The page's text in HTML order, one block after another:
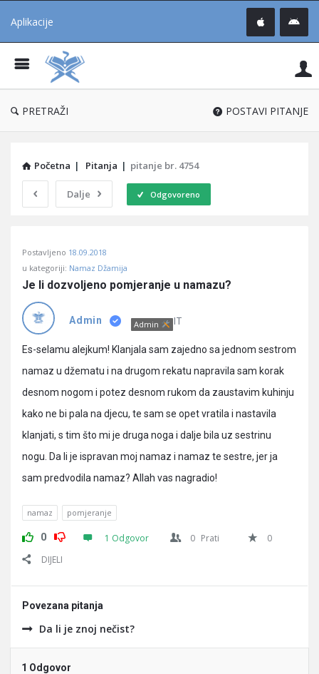
Aplikacije
®
PRETRAŽI POSTAVI PITANJE
Početna | Pitanja | pitanje br. 4754
Dalje Odgovoreno
Učene
Latest
Pitanja
Postavljeno 18.09.2018
u kategoriji: Namaz Džamija
Je li dozvoljeno pomjeranje u namazu?
Admin Admin IT
Es-selamu alejkum! Klanjala sam zajedno sa jednom sestrom
namaz u džematu i na drugom rekatu napravila sam korak
desnom nogom i potez desnom rukom da zaustavim kuhinju
kako ne bi pala na djecu, te sam se opet vratila i nastavila
klanjati, s tim što mi je druga noga i dalje bila uz sestrinu
nogu. Da li je ispravan moj namaz i namaz te sestre, jer ja
sam predvodila namaz? Allah vas nagradio!
namaz pomjeranje
0 1 Odgovor 0 Prati
0
DIJELI
Povezana pitanja
Da li je znoj nečist?
1 Odgovor